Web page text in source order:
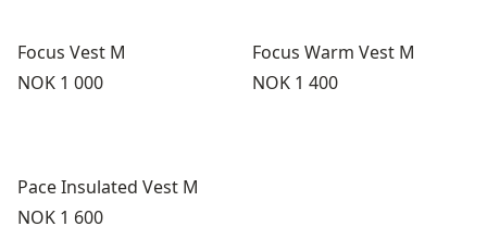
Focus Vest M
Pris:
NOK 1 000
Focus Warm Vest M
Pris:
NOK 1 400
Pace Insulated Vest M
Pris:
NOK 1 600